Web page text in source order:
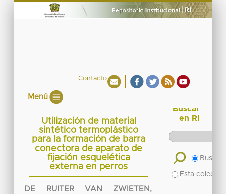
Contacto
Menú
Utilización de material
sintético termoplástico
para la formación de barra
conectora de aparato de
fijación esquelética
externa en perros
DE RUITER VAN ZWIETEN,
Buscar
en RI
Buscar
Esta